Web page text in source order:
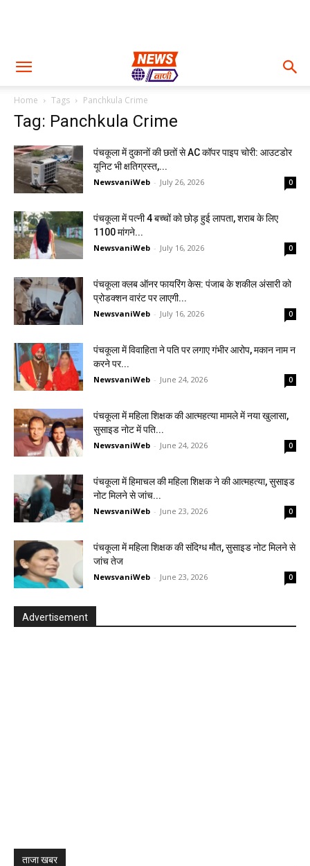
Home Tags Panchkula Crime
Tag: Panchkula Crime
पंचकूला में दुकानों की छतों से AC कॉपर पाइप चोरी: आउटडोर
यूनिट भी क्षतिग्रस्त,...
NewsvaniWeb - July 26, 2026 0
पंचकूला में पत्नी 4 बच्चों को छोड़ हुई लापता, शराब के लिए
₹1100 मांगने...
NewsvaniWeb - July 16, 2026 0
पंचकूला क्लब ऑनर फायरिंग केस: पंजाब के शकील अंसारी को
प्रोडक्शन वारंट पर लाएगी...
NewsvaniWeb - July 16, 2026 0
पंचकूला में विवाहिता ने पति पर लगाए गंभीर आरोप, मकान नाम न
करने पर...
NewsvaniWeb - June 24, 2026 0
पंचकूला में महिला शिक्षक की आत्महत्या मामले में नया खुलासा,
सुसाइड नोट में पति...
NewsvaniWeb - June 24, 2026 0
पंचकूला में हिमाचल की महिला शिक्षक ने की आत्महत्या, सुसाइड
नोट मिलने से जांच...
NewsvaniWeb - June 23, 2026 0
पंचकूला में महिला शिक्षक की संदिग्ध मौत, सुसाइड नोट मिलने से
जांच तेज
NewsvaniWeb - June 23, 2026 0
Advertisement
ताजा खबर